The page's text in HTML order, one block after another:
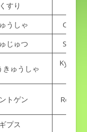
くすり
うしゃ
じゅつ
きゅうしゃ
トゲン
ギプス